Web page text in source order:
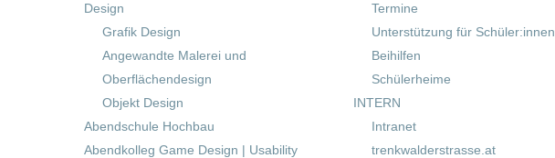
Design
Grafik Design
Angewandte Malerei und
Oberflächendesign
Objekt Design
Abendschule Hochbau
Abendkolleg Game Design | Usability
Termine
Unterstützung für Schüler:innen
Beihilfen
Schülerheime
INTERN
Intranet
trenkwalderstrasse.at